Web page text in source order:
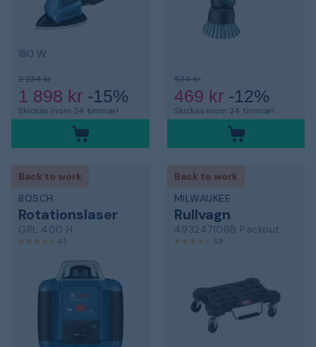
180 W
2 234 kr
1 898 kr -15%
Skickas inom 24 timmar!
534 kr
469 kr-12%
Skickas inom 24 timmar!
Back to work
BOSCH
Rotationslaser
GRL 400 H
4,5
Back to work
MILWAUKEE
Rullvagn
4932471068 Packout
4,8